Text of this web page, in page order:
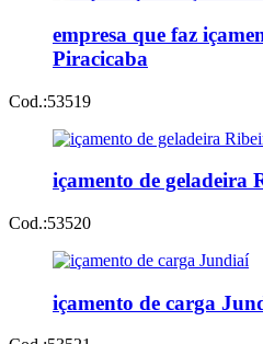
empresa que faz
Piracicaba
Cod.:53519
içamento de geladeira
Cod.:53520
içamento de carga